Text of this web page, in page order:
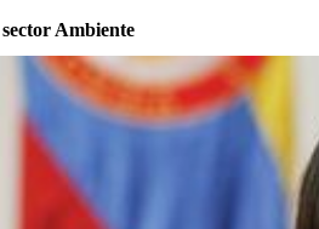
Ambiente